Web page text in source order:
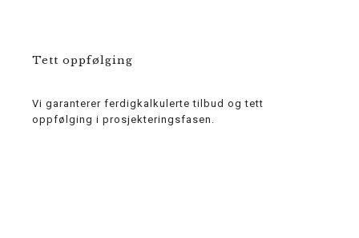
Tett oppfølging
Vi garanterer ferdigkalkulerte tilbud og tett
oppfølging i prosjekteringsfasen.